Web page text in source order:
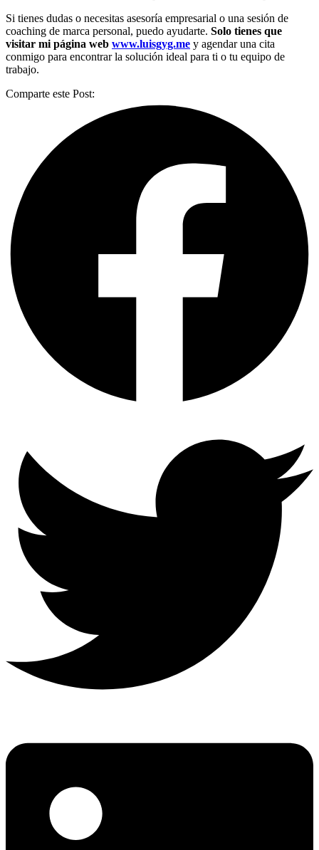
Si tienes dudas o necesitas asesoría empresarial o una sesión de
coaching de marca personal, puedo ayudarte. Solo tienes que
visitar mi página web www.luisgyg.me y agendar una cita
conmigo para encontrar la solución ideal para ti o tu equipo de
trabajo.
Comparte este Post: